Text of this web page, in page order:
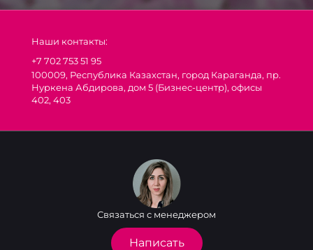
Наши контакты:
+7 702 753 51 95
100009, Республика Казахстан, город Караганда, пр.
Нуркена Абдирова, дом 5 (Бизнес-центр), офисы
402, 403
Связаться с менеджером
Написать